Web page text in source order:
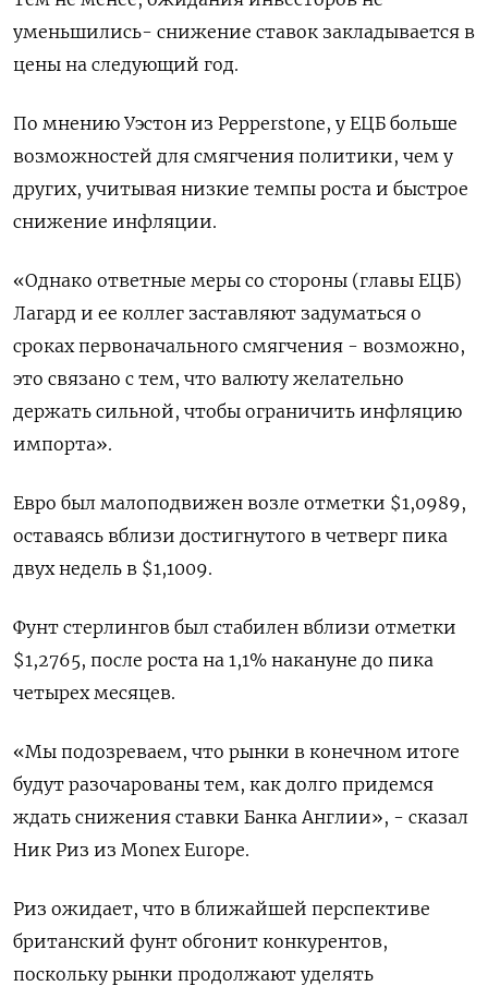
уменьшились- снижение ставок закладывается в
цены на следующий год.
По мнению Уэстон из Pepperstone, у ЕЦБ больше
возможностей для смягчения политики, чем у
других, учитывая низкие темпы роста и быстрое
снижение инфляции.
«Однако ответные меры со стороны (главы ЕЦБ)
Лагард и ее коллег заставляют задуматься о
сроках первоначального смягчения - возможно,
это связано с тем, что валюту желательно
держать сильной, чтобы ограничить инфляцию
импорта».
Евро был малоподвижен возле отметки $1,0989​,
оставаясь вблизи достигнутого в четверг пика
двух недель в $1,1009.
Фунт стерлингов был стабилен вблизи отметки
$1,2765​, после роста на 1,1% накануне до пика
четырех месяцев.
«Мы подозреваем, что рынки в конечном итоге
будут разочарованы тем, как долго придемся
ждать снижения ставки Банка Англии», - сказал
Ник Риз из Monex Europe.
Риз ожидает, что в ближайшей перспективе
британский фунт обгонит конкурентов,
поскольку рынки продолжают уделять